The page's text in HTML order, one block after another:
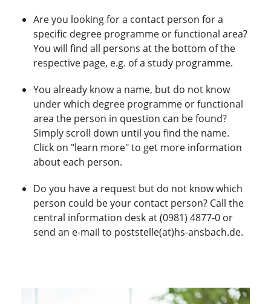
Are you looking for a contact person for a
specific degree programme or functional area?
You will find all persons at the bottom of the
respective page, e.g. of a study programme.
You already know a name, but do not know
under which degree programme or functional
area the person in question can be found?
Simply scroll down until you find the name.
Click on "learn more" to get more information
about each person.
Do you have a request but do not know which
person could be your contact person? Call the
central information desk at (0981) 4877-0 or
send an e-mail to poststelle(at)hs-ansbach.de.